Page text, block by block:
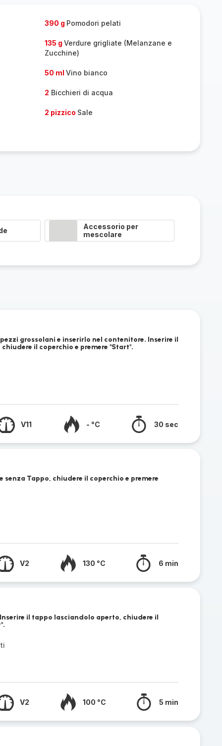
390 g Pomodori pelati
135 g Verdure grigliate (Melanzane e
Zucchine)
50 ml Vino bianco
2 Bicchieri di acqua
2 pizzico Sale
Accessorio per
mescolare
grossolani e inserirlo nel contenitore. Inserire il
il coperchio e premere "Start".
V11 - °C 30 sec
senza Tappo, chiudere il coperchio e premere
V2 130 °C 6 min
il tappo lasciandolo aperto, chiudere il
V2 100 °C 5 min